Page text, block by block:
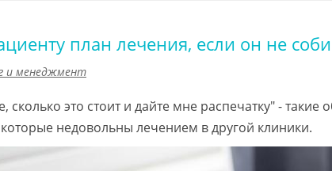
план лечения, если он не
и менеджмент
сколько это стоит и дайте мне распечатку" -
недовольны лечением в другой клиники.